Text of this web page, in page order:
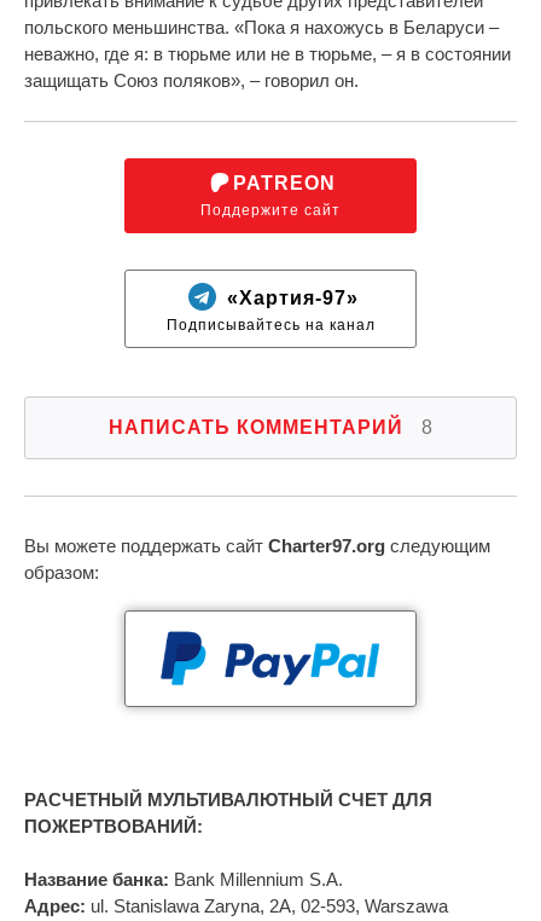
польского меньшинства. «Пока я нахожусь в Беларуси –
неважно, где я: в тюрьме или не в тюрьме, – я в состоянии
защищать Союз поляков», – говорил он.
PATREON
Поддержите сайт
«Хартия-97»
Подписывайтесь на канал
НАПИСАТЬ КОММЕНТАРИЙ 8
Вы можете поддержать сайт Charter97.org следующим
образом:
РАСЧЕТНЫЙ МУЛЬТИВАЛЮТНЫЙ СЧЕТ ДЛЯ
ПОЖЕРТВОВАНИЙ:
Название банка: Bank Millennium S.A.
Адрес: ul. Stanislawa Zaryna, 2A, 02-593, Warszawa